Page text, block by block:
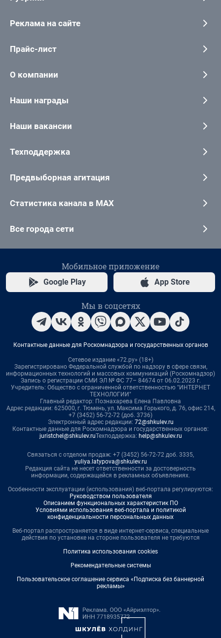
Реклама на сайте
Прайс-лист
О компании
Наши награды
Наши вакансии
Техподдержка
Предвыборная агитация
Статистика канала в MAX
Все города сети
Мобильное приложение
Google Play App Store
Мы в соцсетях
Контактные данные для Роскомнадзора и государственных органов
Сетевое издание «72.ру» (18+)
Зарегистрировано Федеральной службой по надзору в сфере связи,
информационных технологий и массовых коммуникаций (Роскомнадзор)
Запись о регистрации СМИ ЭЛ № ФС 77– 84674 от 06.02.2023 г.
Учредитель: Общество с ограниченной ответственностью "ИНТЕРНЕТ
ТЕХНОЛОГИИ"
Главный редактор: Познахарева Елена Павловна
Адрес редакции: 625000, г. Тюмень, ул. Максима Горького, д. 76, офис 214,
+7 (3452) 56-72-72 (доб. 3736)
Электронный адрес редакции: 72@shkulev.ru
Контактные данные для Роскомнадзора и государственных органов:
juristchel@shkulev.ruТехподдержка: help@shkulev.ru
Связаться с отделом продаж: +7 (3452) 56-72-72 доб. 3335,
yuliya.latypova@shkulev.ru
Редакция сайта не несет ответственности за достоверность
информации, содержащейся в рекламных объявлениях.
Особенности эксплуатации (использования) веб-портала регулируются:
Руководством пользователя
Описанием функциональных характеристик ПО
Условиями использования веб-портала и политикой
конфиденциальности персональных данных
Веб-портал распространяется в виде интернет-сервиса, специальные
действия по установке на стороне пользователя не требуются
Политика использования cookies
Рекомендательные системы
Пользовательское соглашение сервиса «Подписка без баннерной
рекламы»